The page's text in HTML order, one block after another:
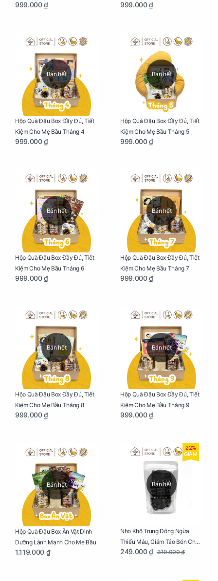
999.000 ₫ 999.000 ₫
Bán hết
Hộp Quà Đậu Box Đầy Đủ, Tiết
Kiệm Cho Mẹ Bầu Tháng 4
999.000 ₫
Bán hết
Hộp Quà Đậu Box Đầy Đủ, Tiết
Kiệm Cho Mẹ Bầu Tháng 5
999.000 ₫
Bán hết
Hộp Quà Đậu Box Đầy Đủ, Tiết
Kiệm Cho Mẹ Bầu Tháng 6
999.000 ₫
Bán hết
Hộp Quà Đậu Box Đầy Đủ, Tiết
Kiệm Cho Mẹ Bầu Tháng 7
999.000 ₫
Bán hết
Hộp Quà Đậu Box Đầy Đủ, Tiết
Kiệm Cho Mẹ Bầu Tháng 8
999.000 ₫
Bán hết
Hộp Quà Đậu Box Đầy Đủ, Tiết
Kiệm Cho Mẹ Bầu Tháng 9
999.000 ₫
Bán hết
Hộp Quà Đậu Box Ăn Vặt Dinh
Dưỡng Lành Mạnh Cho Mẹ Bầu
1.119.000 ₫
Bán hết
22%
GIẢM
Nho Khô Trung Đông Ngừa
Thiếu Máu, Giảm Táo Bón Cho
Mẹ Bầu Túi 250g
249.000 ₫ 319.000 ₫